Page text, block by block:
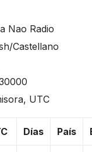
Nao Radio
Castellano
UTC
Días País